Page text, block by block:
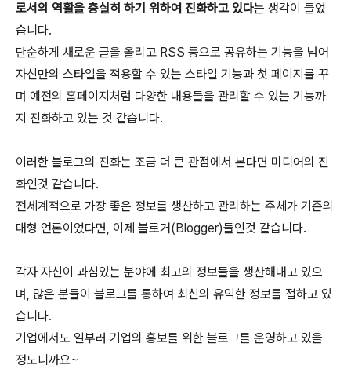
로서의 역활을 충실히 하기 위하여 진화하고 있다는 생각이 들었
습니다.
단순하게 새로운 글을 올리고 RSS 등으로 공유하는 기능을 넘어
자신만의 스타일을 적용할 수 있는 스타일 기능과 첫 페이지를 꾸
며 예전의 홈페이지처럼 다양한 내용들을 관리할 수 있는 기능까
지 진화하고 있는 것 같습니다.
이러한 블로그의 진화는 조금 더 큰 관점에서 본다면 미디어의 진
화인것 같습니다.
전세계적으로 가장 좋은 정보를 생산하고 관리하는 주체가 기존의
대형 언론이었다면, 이제 블로거(Blogger)들인것 같습니다.
각자 자신이 과심있는 분야에 최고의 정보들을 생산해내고 있으
며, 많은 분들이 블로그를 통하여 최신의 유익한 정보를 접하고 있
습니다.
기업에서도 일부러 기업의 홍보를 위한 블로그를 운영하고 있을
정도니까요~